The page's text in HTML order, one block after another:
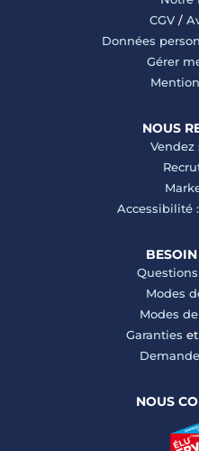
CGV/
Données
Gérer
NOUS
Vendez
Accessibilité
Modes
Modes
Garanties et
NOUS